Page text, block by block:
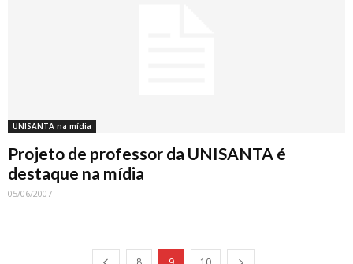
UNISANTA na mídia
Projeto de professor da UNISANTA é
destaque na mídia
05/06/2007